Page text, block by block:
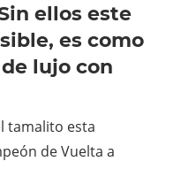
ellos este
es como
lujo con
tamalito esta
de Vuelta a